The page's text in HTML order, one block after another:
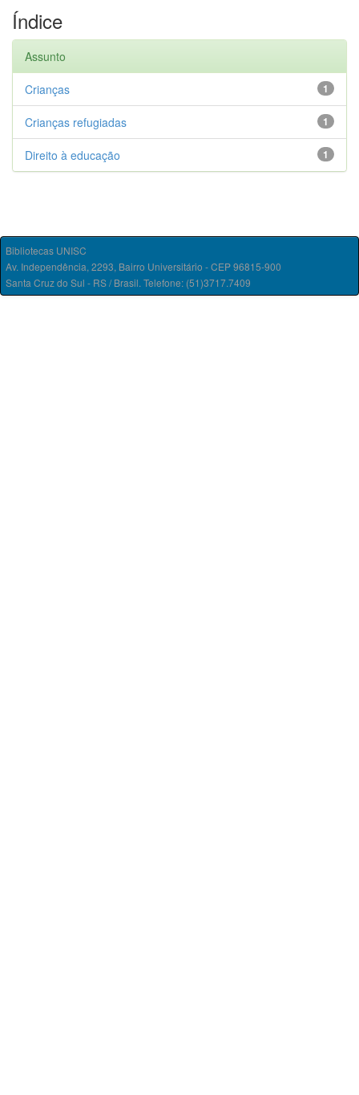
Índice
Assunto
1
Crianças
1
Crianças refugiadas
1
Direito à educação
Bibliotecas UNISC
Av. Independência, 2293, Bairro Universitário - CEP 96815-900
Santa Cruz do Sul - RS / Brasil. Telefone: (51)3717.7409